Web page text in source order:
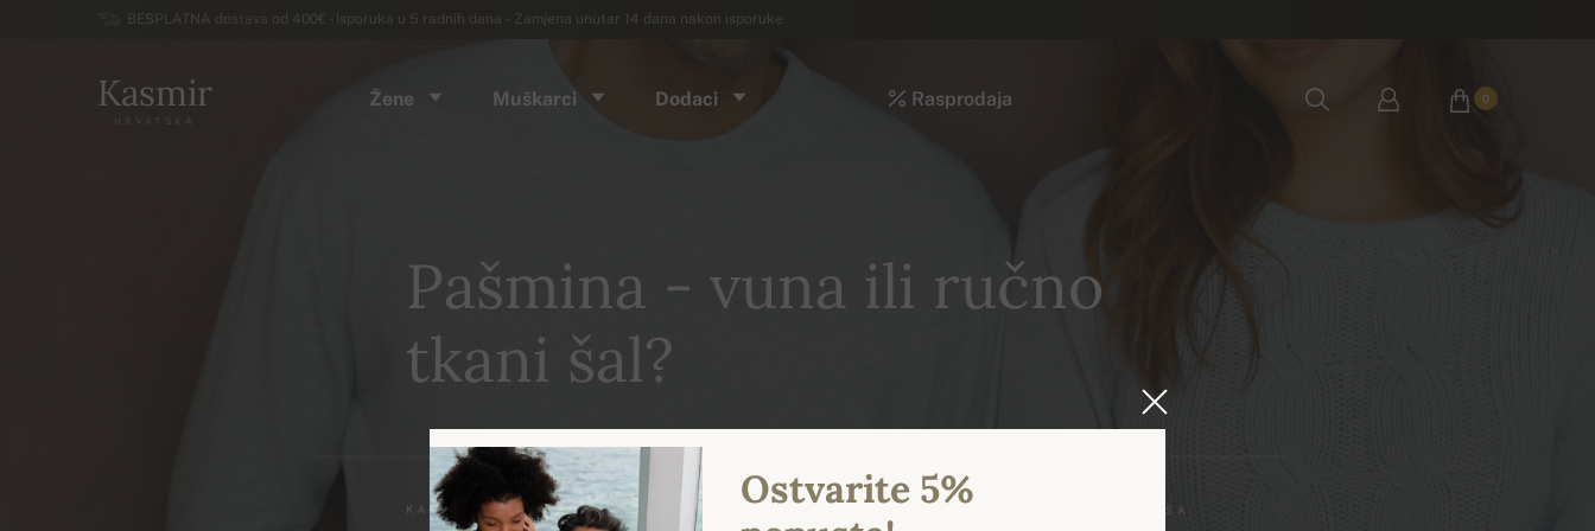
BESPLATNA dostava od 400€ - Isporuka u 5 radnih dana – Zamjena unutar 14 dana nakon isporuke
Kasmir
HRVATSKA
Žene Muškarci Dodaci Rasprodaja 0
Pašmina - vuna ili ručno
tkani šal?
KAŠMIR BLOG PETER GREŠA
Ostvarite 5%